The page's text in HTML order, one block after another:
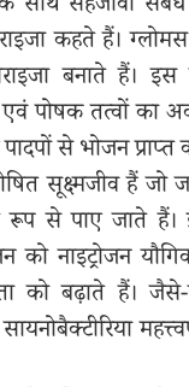
कहते हैं।
बनाते हैं।
पोषक तत्वों का
से भोजन प्राप्त
सूक्ष्मजीव हैं
रूप से पाए जाते
को नाइट्रोजन
को बढ़ाते हैं। जैसे-